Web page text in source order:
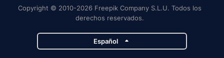
Copyright © 2010-2026 Freepik Company S.L.U. Todos los
derechos reservados.
Español